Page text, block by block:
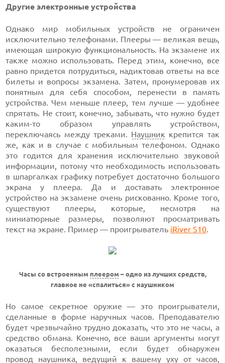
Другие электронные устройства
Однако мир мобильных устройств не ограничен
исключительно телефонами. Плееры — великая вещь,
имеющая широкую функциональность. На экзамене их
также можно использовать. Перед этим, конечно, все
равно придется потрудиться, надиктовав ответы на все
билеты и вопросы экзамена. Затем, пронумеровав их
понятным для себя способом, перенести в память
устройства. Чем меньше плеер, тем лучше — удобнее
спрятать. Не стоит, конечно, забывать, что нужно будет
каким-то образом управлять устройством,
переключаясь между треками. Наушник крепится так
же, как и в случае с мобильным телефоном. Однако
это годится для хранения исключительно звуковой
информации, потому что необходимость использовать
в шпаргалках графику потребует достаточно большого
экрана у плеера. Да и доставать электронное
устройство на экзамене очень рискованно. Кроме того,
существуют плееры, которые, несмотря на
миниатюрные размеры, позволяют просматривать
текст на экране. Пример — проигрыватель iRiver S10.
Часы со встроенным плеером – одно из лучших средств,
главное не «спалиться» с наушником
Но самое секретное оружие — это проигрыватели,
сделанные в форме наручных часов. Преподавателю
будет чрезвычайно трудно доказать, что это не часы, а
средство обмана. Конечно, все ваши аргументы могут
оказаться бесполезными, если будет обнаружен
провод наушника, ведущий к вашему уху от часов,